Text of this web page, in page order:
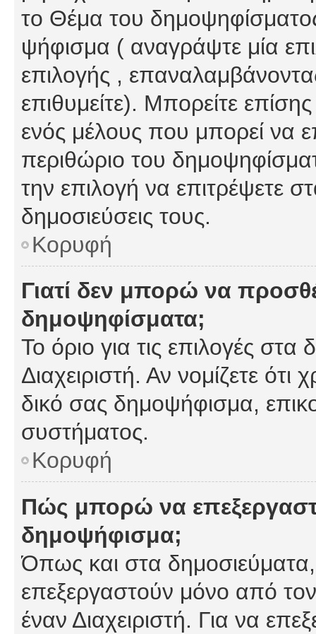
το Θέμα του
ψήφισμα ( αναγράψτε μία
επιλογής ,
επιθυμείτε). Μπορείτε
ενός μέλους που μπορεί να
περιθώριο του
την επιλογή να επιτρέψετε
δημοσιεύσεις τους.
Κορυφή
Γιατί δεν μπορώ να
δημοψηφίσματα;
Το όριο για τις επιλογές
Διαχειριστή. Αν νομίζετε ότι
δικό σας δημοψήφισμα,
συστήματος.
Κορυφή
Πώς μπορώ να
δημοψήφισμα;
Όπως και στα
επεξεργαστούν μόνο από
έναν Διαχειριστή. Για να